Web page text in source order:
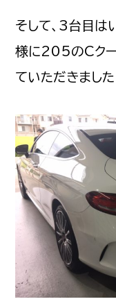
そして、3台目は
様に205のCクー
ていただきました